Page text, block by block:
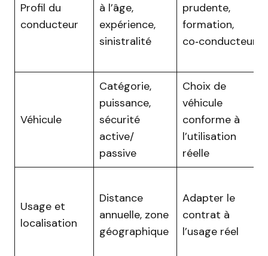
Profil du
conducteur
à l’âge,
expérience,
sinistralité
prudente,
formation,
co‑conducteur
Véhicule
Catégorie,
puissance,
sécurité
active/
passive
Choix de
véhicule
conforme à
l’utilisation
réelle
Usage et
localisation
Distance
annuelle, zone
géographique
Adapter le
contrat à
l’usage réel